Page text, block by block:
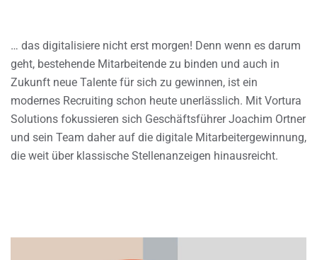
… das digitalisiere nicht erst morgen! Denn wenn es darum
geht, bestehende Mitarbeitende zu binden und auch in
Zukunft neue Talente für sich zu gewinnen, ist ein
modernes Recruiting schon heute unerlässlich. Mit Vortura
Solutions fokussieren sich Geschäftsführer Joachim Ortner
und sein Team daher auf die digitale Mitarbeitergewinnung,
die weit über klassische Stellenanzeigen hinausreicht.